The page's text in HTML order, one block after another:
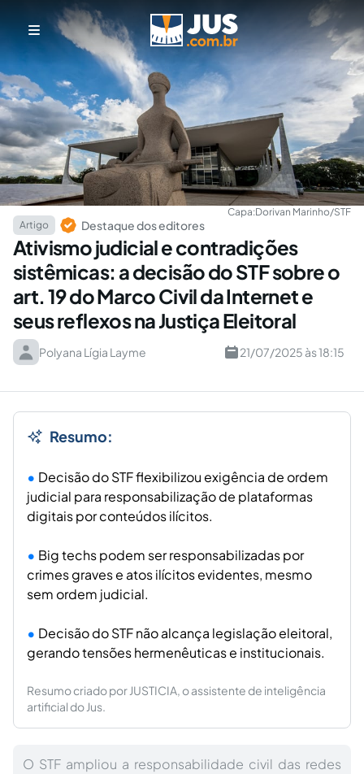
Capa:Dorivan Marinho/STF
Artigo
Destaque dos editores
Ativismo judicial e contradições
sistêmicas: a decisão do STF sobre o
art. 19 do Marco Civil da Internet e
seus reflexos na Justiça Eleitoral
Polyana Lígia Layme 21/07/2025 às 18:15
Resumo:
Decisão do STF flexibilizou exigência de ordem
judicial para responsabilização de plataformas
digitais por conteúdos ilícitos.
Big techs podem ser responsabilizadas por
crimes graves e atos ilícitos evidentes, mesmo
sem ordem judicial.
Decisão do STF não alcança legislação eleitoral,
gerando tensões hermenêuticas e institucionais.
Resumo criado por JUSTICIA, o assistente de inteligência
artificial do Jus.
O STF ampliou a responsabilidade civil das redes